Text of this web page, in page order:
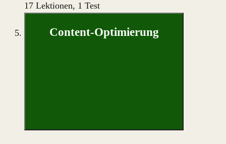
17 Lektionen, 1 Test
Content-Optimierung